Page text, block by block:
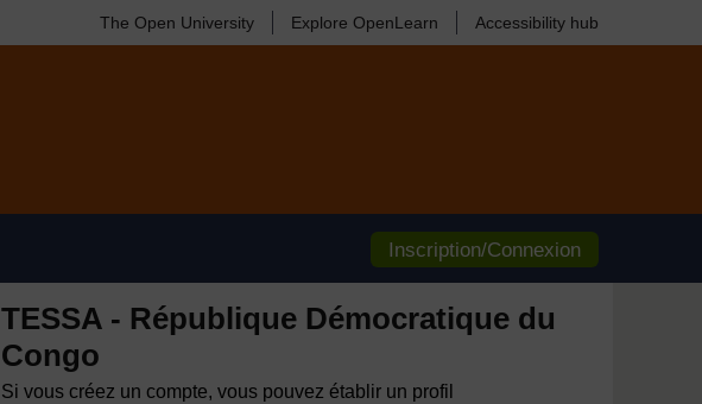
The Open University Explore OpenLearn Accessibility hub
Inscription/Connexion
TESSA - République Démocratique du
Congo
Si vous créez un compte, vous pouvez établir un profil